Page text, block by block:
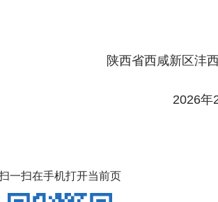
城组织和人
月6
一扫在手机打开当前页